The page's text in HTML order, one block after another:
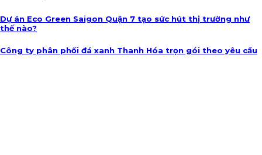
Dự án Eco Green Saigon Quận 7 tạo sức hút thị trường như
thế nào?
Công ty phân phối đá xanh Thanh Hóa trọn gói theo yêu cầu